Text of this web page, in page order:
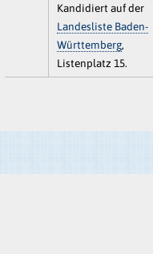
Kandidiert auf der
Landesliste Baden-
Württemberg,
Listenplatz 15.